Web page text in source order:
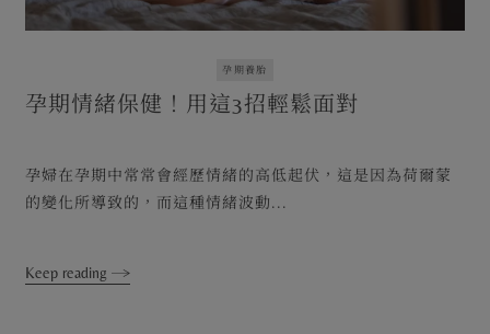
孕期養胎
孕期情緒保健！用這3招輕鬆面對
孕婦在孕期中常常會經歷情緒的高低起伏，這是因為荷爾蒙
的變化所導致的，而這種情緒波動...
Keep reading